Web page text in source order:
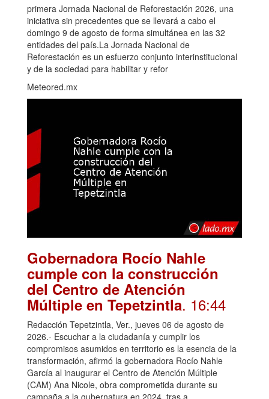
primera Jornada Nacional de Reforestación 2026, una
iniciativa sin precedentes que se llevará a cabo el
domingo 9 de agosto de forma simultánea en las 32
entidades del país.La Jornada Nacional de
Reforestación es un esfuerzo conjunto interinstitucional
y de la sociedad para habilitar y refor
Meteored.mx
Gobernadora Rocío Nahle
cumple con la construcción
del Centro de Atención
Múltiple en Tepetzintla. 16:44
Redacción Tepetzintla, Ver., jueves 06 de agosto de
2026.- Escuchar a la ciudadanía y cumplir los
compromisos asumidos en territorio es la esencia de la
transformación, afirmó la gobernadora Rocío Nahle
García al inaugurar el Centro de Atención Múltiple
(CAM) Ana Nicole, obra comprometida durante su
campaña a la gubernatura en 2024, tras a